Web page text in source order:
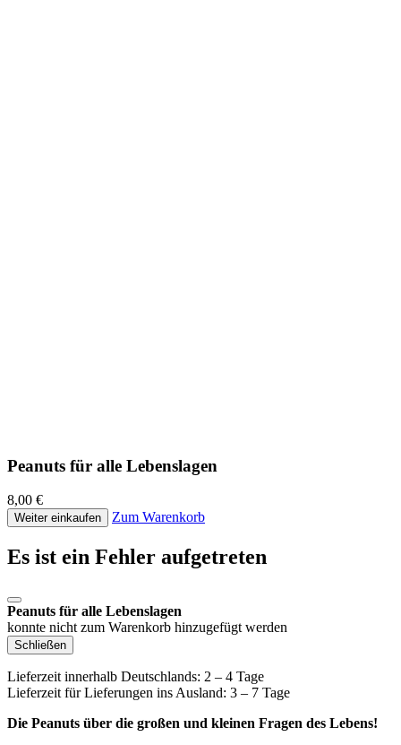
Peanuts für alle Lebenslagen
8,00 €
Weiter einkaufen Zum Warenkorb
Es ist ein Fehler aufgetreten
Peanuts für alle Lebenslagen
konnte nicht zum Warenkorb hinzugefügt werden
Schließen
Lieferzeit innerhalb Deutschlands: 2 – 4 Tage
Lieferzeit für Lieferungen ins Ausland: 3 – 7 Tage
Die Peanuts über die großen und kleinen Fragen des Lebens!